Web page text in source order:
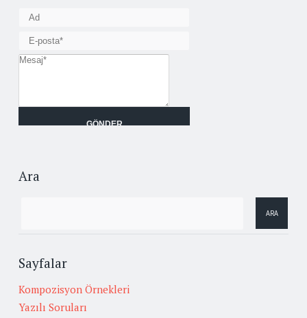
Ara
Sayfalar
Kompozisyon Örnekleri
Yazılı Soruları